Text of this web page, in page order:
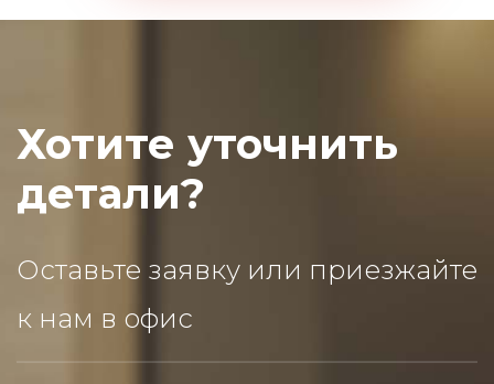
Хотите уточнить
детали?
Оставьте заявку или приезжайте
к нам в офис